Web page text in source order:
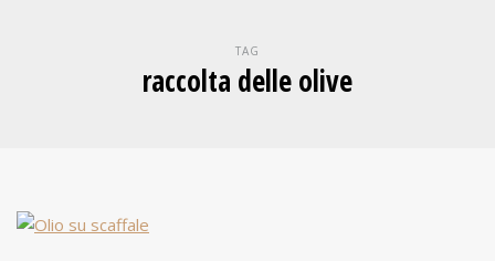
TAG
raccolta delle olive